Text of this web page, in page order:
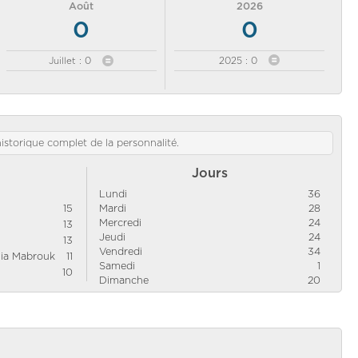
Août
0
Juillet : 0
2026
0
2025 : 0
complet de la personnalité.
15
13
13
Mabrouk
11
10
Jours
Lundi
36
Mardi
28
Mercredi
24
Jeudi
24
Vendredi
34
Samedi
1
Dimanche
20